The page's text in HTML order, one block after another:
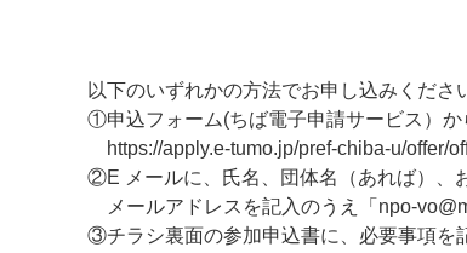
以下のいずれかの方法でお申し込みくださ
①申込フォーム(ちば電子申請サービス）か
https://apply.e-tumo.jp/pref-chiba-u/offer/
②E メールに、氏名、団体名（あれば）、
メールアドレスを記入のうえ「npo-
③チラシ裏面の参加申込書に、必要事項を